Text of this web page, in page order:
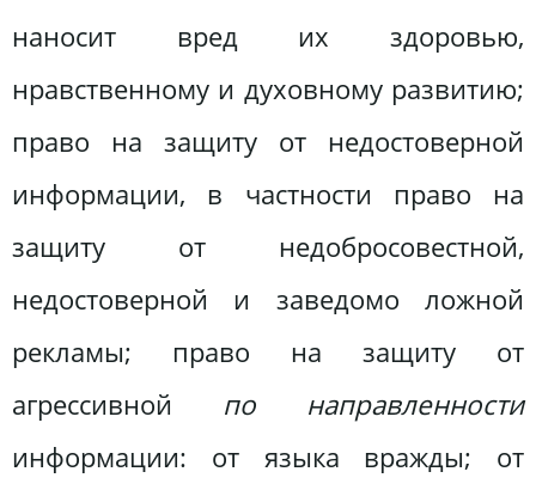
наносит вред их здоровью,
нравственному и духовному развитию;
право на защиту от недостоверной
информации, в частности право на
защиту от недобросовестной,
недостоверной и заведомо ложной
рекламы; право на защиту от
агрессивной по направленности
информации: от языка вражды; от